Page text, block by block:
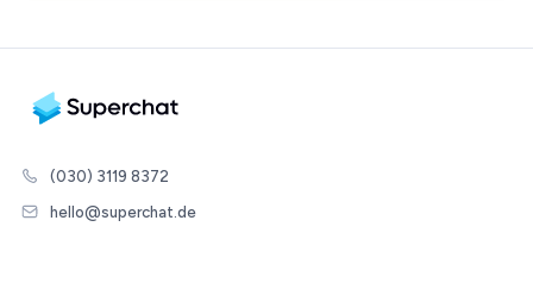
(030) 3119 8372
hello@superchat.de